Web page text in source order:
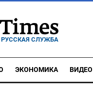
РУССКАЯ СЛУЖБА
ЭКОНОМИКА ВИДЕО